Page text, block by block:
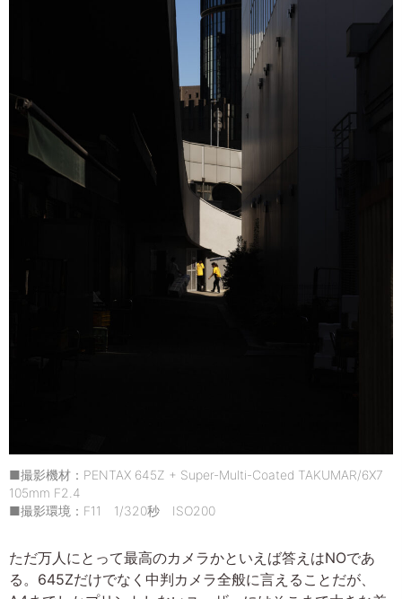
■撮影機材：PENTAX 645Z + Super-Multi-Coated TAKUMAR/6X7
105mm F2.4
■撮影環境：F11 1/320秒 ISO200
ただ万人にとって最高のカメラかといえば答えはNOであ
る。645Zだけでなく中判カメラ全般に言えることだが、